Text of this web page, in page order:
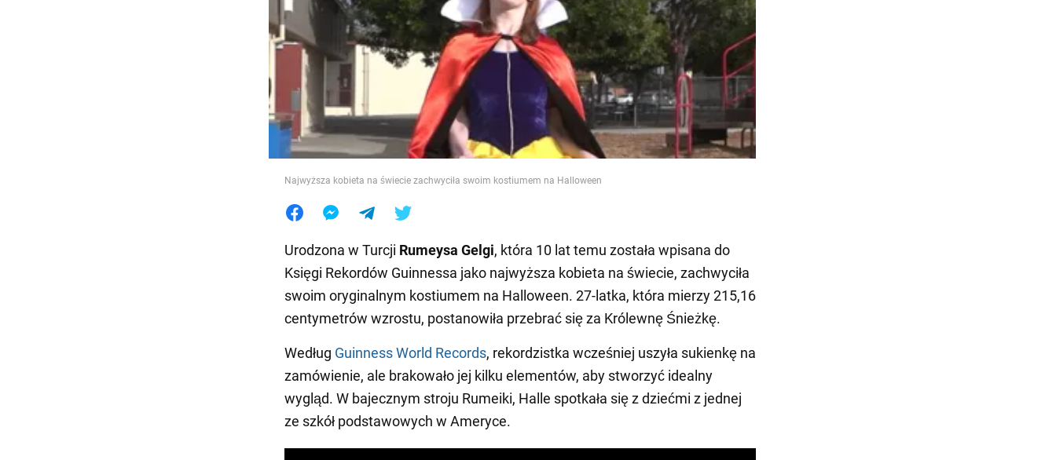
Jedzenie
Najwyższa kobieta na świecie zachwyciła swoim kostiumem na Halloween
Urodzona w Turcji Rumeysa Gelgi, która 10 lat temu została wpisana do
Księgi Rekordów Guinnessa jako najwyższa kobieta na świecie, zachwyciła
swoim oryginalnym kostiumem na Halloween. 27-latka, która mierzy 215,16
centymetrów wzrostu, postanowiła przebrać się za Królewnę Śnieżkę.
Według Guinness World Records, rekordzistka wcześniej uszyła sukienkę na
zamówienie, ale brakowało jej kilku elementów, aby stworzyć idealny
wygląd. W bajecznym stroju Rumeiki, Halle spotkała się z dziećmi z jednej
ze szkół podstawowych w Ameryce.